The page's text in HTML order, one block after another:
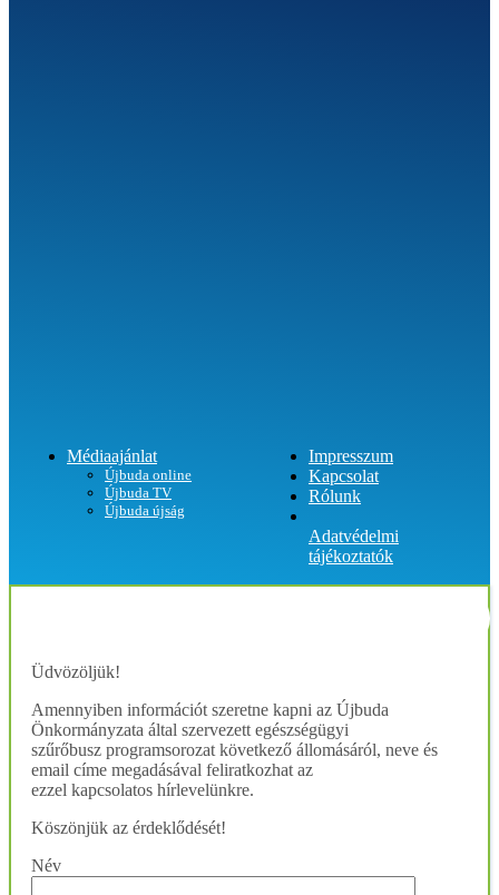
Médiaajánlat
Újbuda online
Újbuda TV
Újbuda újság
Impresszum
Kapcsolat
Rólunk
Adatvédelmi
tájékoztatók
Üdvözöljük!
Amennyiben információt szeretne kapni az Újbuda
Önkormányzata által szervezett egészségügyi
szűrőbusz programsorozat következő állomásáról, neve és
email címe megadásával feliratkozhat az
ezzel kapcsolatos hírlevelünkre.
Köszönjük az érdeklődését!
Név